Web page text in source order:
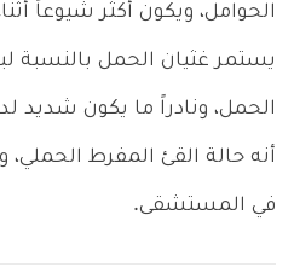
الحوامل، ويكون أكثر شيوعاً
يستمر غثيان الحمل بالنسبة
الحمل، ونادراً ما يكون شديد
أنه حالة القئ المفرط الحملي،
في المستشقى.